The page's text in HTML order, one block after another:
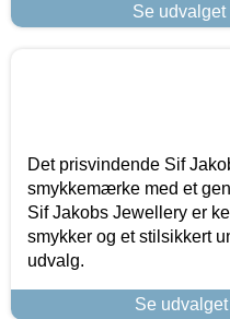
Se
Det prisvindende Sif
smykkemærke med et
Sif Jakobs Jewellery er
smykker og et stilsikkert
udvalg.
Se